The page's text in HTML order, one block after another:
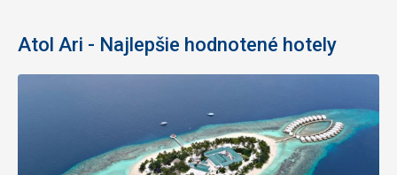
Atol Ari - Najlepšie hodnotené hotely